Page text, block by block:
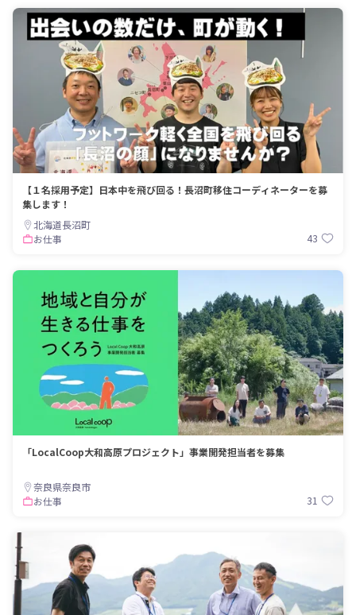
【１名採用予定】日本中を飛び回る！長沼町移住コーディネーターを募
集します！
北海道長沼町
お仕事
43
「LocalCoop大和高原プロジェクト」事業開発担当者を募集
奈良県奈良市
お仕事
31